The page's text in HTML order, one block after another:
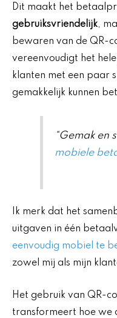
Dit maakt het
gebruiksvriendelijk,
bewaren van de QR-
vereenvoudigt het
klanten met een paar
gemakkelijk kunnen
“Gemak en
mobiele
Ik merk dat het
uitgaven in één
eenvoudig mobiel te
zowel mij als mijn
Het gebruik van QR-
transformeert hoe we